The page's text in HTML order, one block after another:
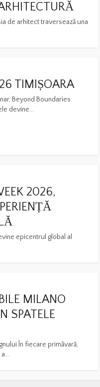
de arhitect traversează una
TIMIȘOARA
Beyond Boundaries
devine...
2026,
epicentrul global al
MILANO
SPATELE
În fiecare primăvară,